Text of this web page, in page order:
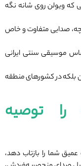
که ویولن روی شانه نگه
صدایی متفاوت و خاص
موسیقی سنتی ایرانی
بلکه در کشورهای منطقه
را توصیه
شما را بازتاب دهد،